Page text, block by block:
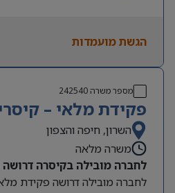
הגשת מועמדות
מספר משרה242540
פקידת מלאי –
השרון, חיפה והצפון
משרה מלאה
לחברה מובילה בקיסרה
לחברה מובילה דרושה פקידת